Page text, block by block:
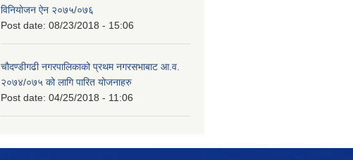
विनियोजन ऐन २०७५/०७६
Post date: 08/23/2018 - 15:06
चौदण्डीगढी नगरपालिकाको प्रथम नगरसभाबाट आ.व.
२०७४/०७५ को लागि पारित योजनाहरु
Post date: 04/25/2018 - 11:06